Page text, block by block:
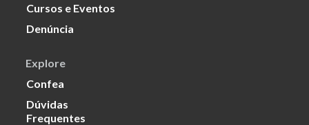
Cursos e Eventos
Denúncia
Explore
Confea
Dúvidas
Frequentes